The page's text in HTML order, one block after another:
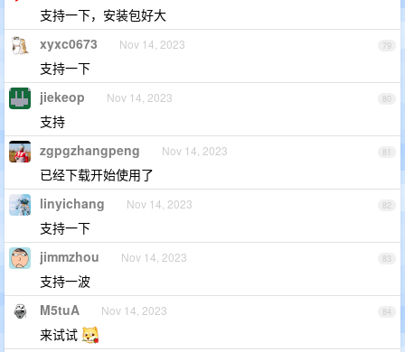
支持一下，安装包好大
79
xyxc0673 Nov 14, 2023
支持一下
80
jiekeop Nov 14, 2023
支持
81
zgpgzhangpeng Nov 14, 2023
已经下载开始使用了
82
linyichang Nov 14, 2023
支持一下
83
jimmzhou Nov 14, 2023
支持一波
84
M5tuA Nov 14, 2023
来试试